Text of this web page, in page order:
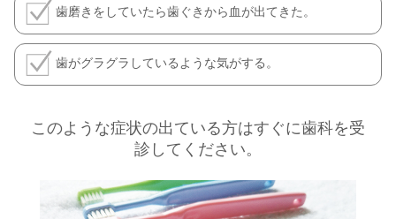
歯磨きをしていたら歯ぐきから血が出てきた。
歯がグラグラしているような気がする。
このような症状の出ている方はすぐに歯科を受
診してください。